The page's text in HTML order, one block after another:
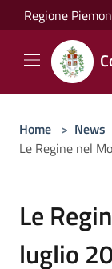
Salta al contenuto
Regione
Home > News
Le Regine nel
Le
luglio